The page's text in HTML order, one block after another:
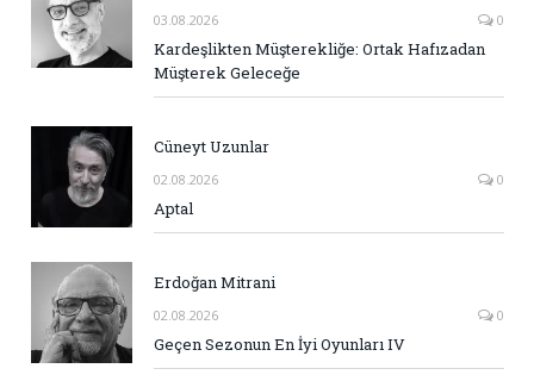
03.08.2026 0
Kardeşlikten Müşterekliğe: Ortak Hafızadan
Müşterek Geleceğe
Cüneyt Uzunlar
02.08.2026 0
Aptal
Erdoğan Mitrani
02.08.2026 0
Geçen Sezonun En İyi Oyunları IV